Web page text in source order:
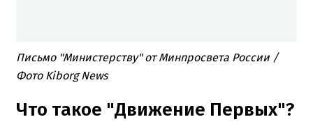
Письмо "Министерству" от Минпросвета России /
Фото Kiborg News
Что такое "Движение Первых"?